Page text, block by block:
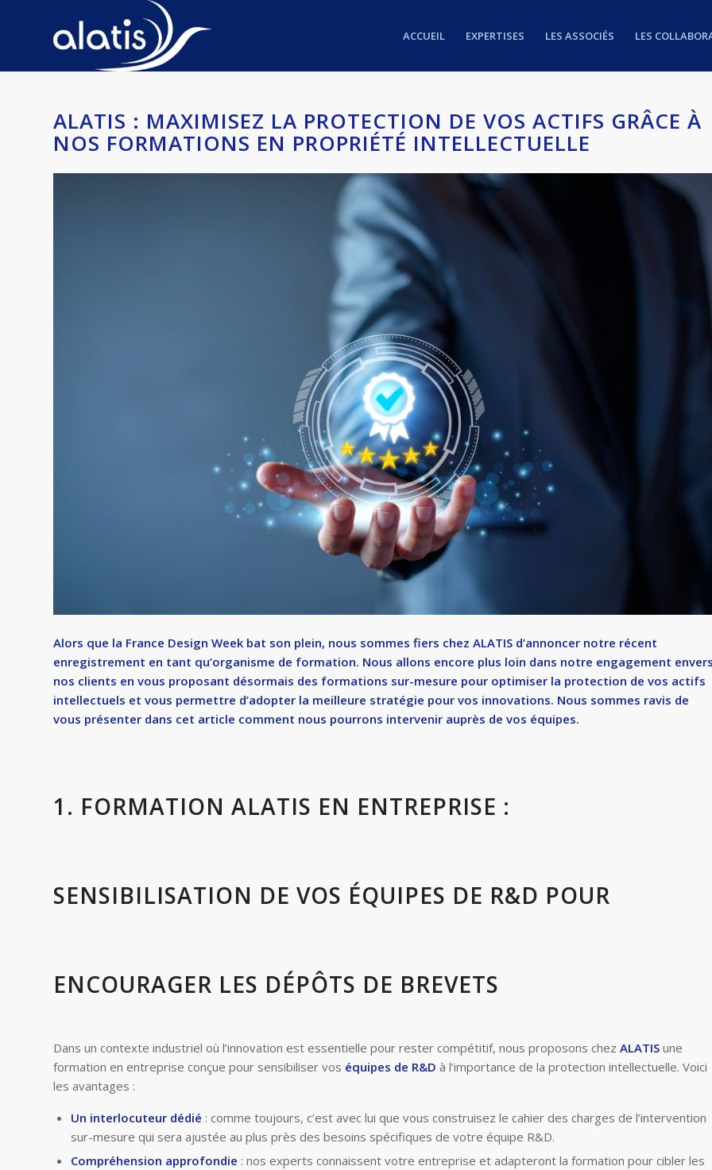
ACCUEIL EXPERTISES LES ASSOCIÉS LES
ALATIS : MAXIMISEZ LA PROTECTION DE VOS ACTIFS GRÂCE À
NOS FORMATIONS EN PROPRIÉTÉ INTELLECTUELLE
Alors que la France Design Week bat son plein, nous sommes fiers chez ALATIS d’annoncer notre récent
enregistrement en tant qu’organisme de formation. Nous allons encore plus loin dans notre engagement
nos clients en vous proposant désormais des formations sur-mesure pour optimiser la protection de vos actifs
intellectuels et vous permettre d’adopter la meilleure stratégie pour vos innovations. Nous sommes ravis de
vous présenter dans cet article comment nous pourrons intervenir auprès de vos équipes.
1. FORMATION ALATIS EN ENTREPRISE :
SENSIBILISATION DE VOS ÉQUIPES DE R&D POUR
ENCOURAGER LES DÉPÔTS DE BREVETS
Dans un contexte industriel où l’innovation est essentielle pour rester compétitif, nous proposons chez ALATIS une
formation en entreprise conçue pour sensibiliser vos équipes de R&D à l’importance de la protection intellectuelle. Voici
les avantages :
Un interlocuteur dédié : comme toujours, c’est avec lui que vous construisez le cahier des charges de l’intervention
sur-mesure qui sera ajustée au plus près des besoins spécifiques de votre équipe R&D.
Compréhension approfondie : nos experts connaissent votre entreprise et adapteront la formation pour cibler les